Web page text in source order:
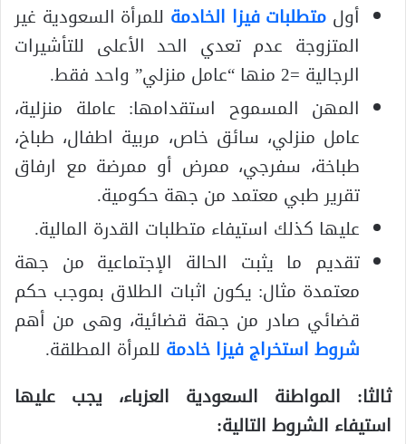
أول متطلبات فيزا الخادمة للمرأة السعودية غير
المتزوجة عدم تعدي الحد الأعلى للتأشيرات
الرجالية =2 منها “عامل منزلي” واحد فقط.
المهن المسموح استقدامها: عاملة منزلية،
عامل منزلي، سائق خاص، مربية اطفال، طباخ،
طباخة، سفرجي، ممرض أو ممرضة مع ارفاق
تقرير طبي معتمد من جهة حكومية.
عليها كذلك استيفاء متطلبات القدرة المالية.
تقديم ما يثبت الحالة الإجتماعية من جهة
معتمدة مثال: يكون اثبات الطلاق بموجب حكم
قضائي صادر من جهة قضائية، وهى من أهم
شروط استخراج فيزا خادمة للمرأة المطلقة.
ثالثا: المواطنة السعودية العزباء، يجب عليها
استيفاء الشروط التالية: